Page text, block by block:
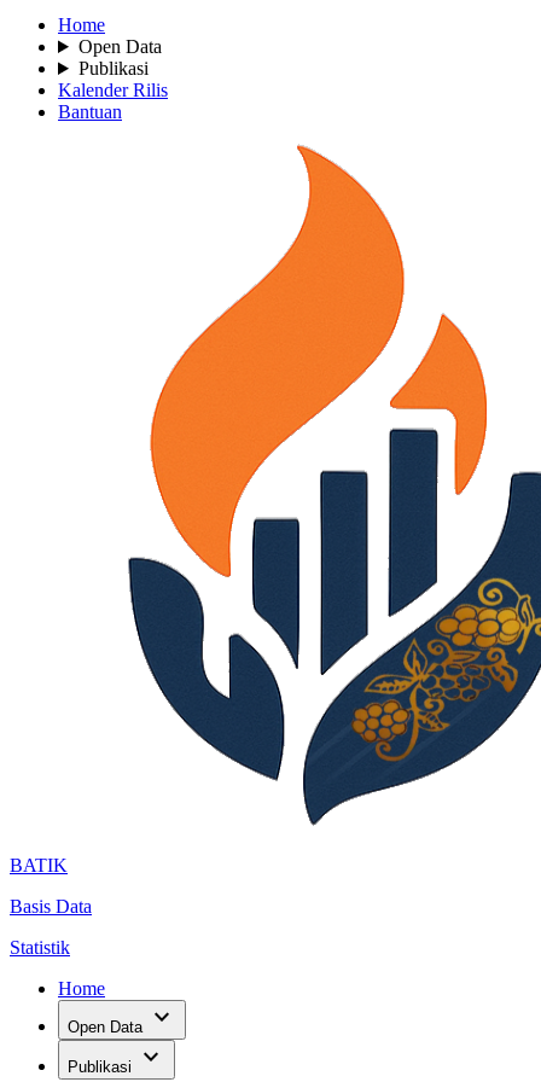
Home
Open Data
Publikasi
Kalender Rilis
Bantuan
BATIK
Basis Data
Statistik
Home
Open Data expand_more
Publikasi expand_more